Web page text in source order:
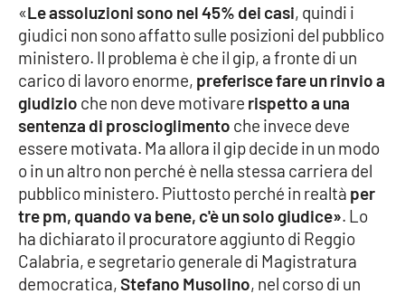
VIDEO
Ambiente
Cronaca
Cultura
Economia e Lavoro
Politica
«Le assoluzioni sono nel 45% dei casi, quindi i
giudici non sono affatto sulle posizioni del pubblico
ministero. Il problema è che il gip, a fronte di un
carico di lavoro enorme, preferisce fare un rinvio a
giudizio che non deve motivare rispetto a una
sentenza di proscioglimento che invece deve
essere motivata. Ma allora il gip decide in un modo
o in un altro non perché è nella stessa carriera del
pubblico ministero. Piuttosto perché in realtà per
tre pm, quando va bene, c'è un solo giudice». Lo
ha dichiarato il procuratore aggiunto di Reggio
Calabria, e segretario generale di Magistratura
democratica,Stefano Musolino, nel corso di un